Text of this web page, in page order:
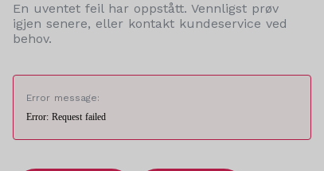
En uventet feil har oppstått. Vennligst prøv
igjen senere, eller kontakt kundeservice ved
behov.
Error message:
Error: Request failed